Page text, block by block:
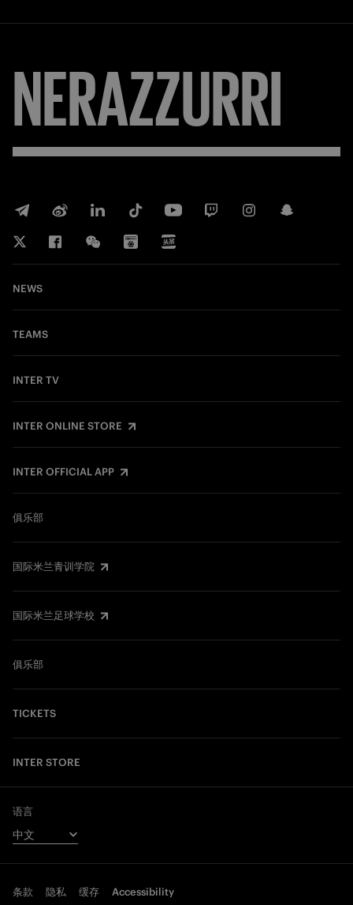
NERAZZURRI
NEWS
TEAMS
INTER TV
INTER ONLINE STORE
INTER OFFICIAL APP
俱乐部
国际米兰青训学院
国际米兰足球学校
俱乐部
TICKETS
INTER STORE
语言
条款 隐私 缓存 Accessibility